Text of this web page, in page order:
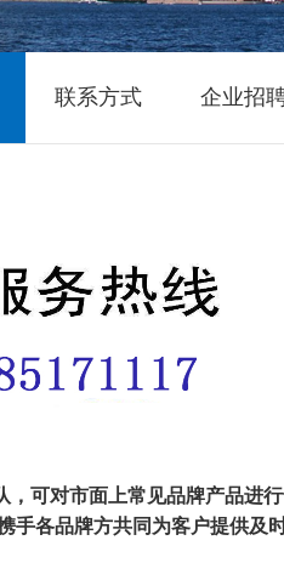
联系方式 企业招
可对市面上常见品牌产品进
各品牌方共同为客户提供及